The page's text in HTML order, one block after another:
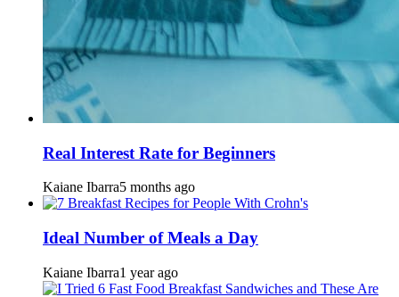
Real Interest Rate for Beginners
Kaiane Ibarra5 months ago
Ideal Number of Meals a Day
Kaiane Ibarra1 year ago